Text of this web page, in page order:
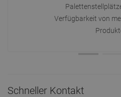
Verfügbarkeit von
Schneller Kontakt